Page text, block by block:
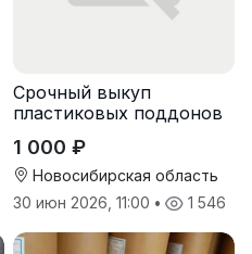
Срочный выкуп
пластиковых поддонов
Новосибирске
1 000 ₽
Новосибирская область
30 июн 2026, 11:00 • 1 546